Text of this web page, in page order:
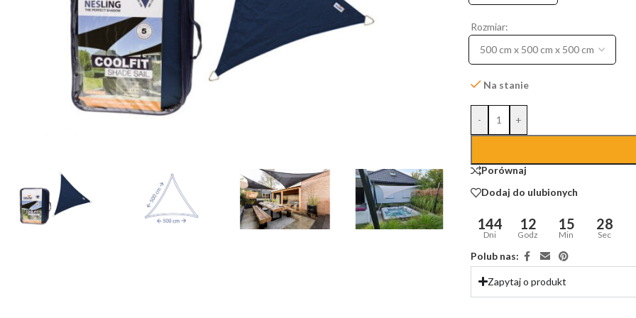
Rozmiar:
Na stanie
- +
Porównaj
Dodaj do ulubionych
144
Dni
12
Godz
15
Min
28
Sec
Polub nas:
Zapytaj o produkt